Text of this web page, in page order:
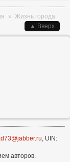
» Жизнь города
▲ Вверх
, UIN:
авторов.